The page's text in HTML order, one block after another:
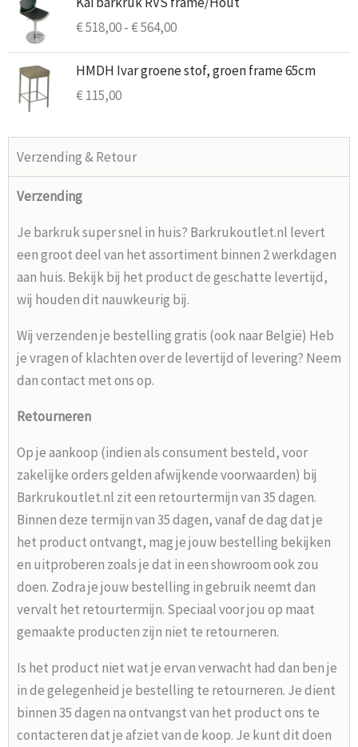
€518,00-€564,00
€ 518,00
tot
€ 564,00
HMDH Ivar groene stof, groen frame 65cm
€115,00
Verzending & Retour
Verzending
Je barkruk super snel in huis? Barkrukoutlet.nl levert
een groot deel van het assortiment binnen 2 werkdagen
aan huis. Bekijk bij het product de geschatte levertijd,
wij houden dit nauwkeurig bij.
Wij verzenden je bestelling gratis (ook naar België) Heb
je vragen of klachten over de levertijd of levering? Neem
dan contact met ons op.
Retourneren
Op je aankoop (indien als consument besteld, voor
zakelijke orders gelden afwijkende voorwaarden) bij
Barkrukoutlet.nl zit een retourtermijn van 35 dagen.
Binnen deze termijn van 35 dagen, vanaf de dag dat je
het product ontvangt, mag je jouw bestelling bekijken
en uitproberen zoals je dat in een showroom ook zou
doen. Zodra je jouw bestelling in gebruik neemt dan
vervalt het retourtermijn. Speciaal voor jou op maat
gemaakte producten zijn niet te retourneren.
Is het product niet wat je ervan verwacht had dan ben je
in de gelegenheid je bestelling te retourneren. Je dient
binnen 35 dagen na ontvangst van het product ons te
contacteren dat je afziet van de koop. Je kunt dit doen